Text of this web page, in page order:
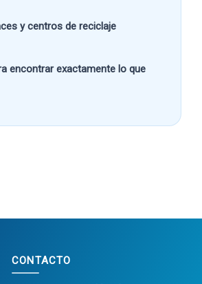
y centros de reciclaje
encontrar exactamente lo que
CONTACTO